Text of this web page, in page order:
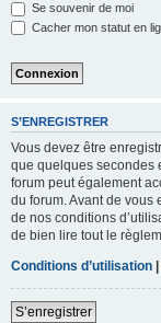
Se souvenir de moi
Cacher mon statut en
S’ENREGISTRER
Vous devez être
que quelques secondes
forum peut également
du forum. Avant de vous
de nos conditions
de bien lire tout le
Conditions d’utilisation |
S’enregistrer